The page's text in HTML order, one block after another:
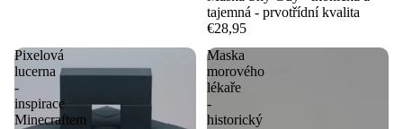
tajemná - prvotřídní kvalita
€28,95
Pixelová
lucerna
-
inspirace
Minecraftem
Maska
morového
lékaře
-
historický